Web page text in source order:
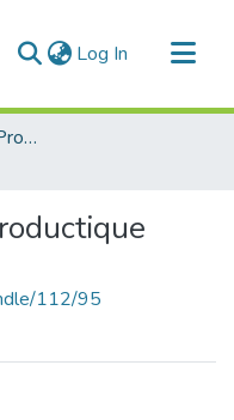
Log In (current)
Département de Génie Productique
112/95